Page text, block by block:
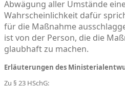
Abwägung aller Umstände
Wahrscheinlichkeit dafür
für die Maßnahme
ist von der Person, die die
glaubhaft zu machen.
Erläuterungen des
Zu § 23 HSchG: